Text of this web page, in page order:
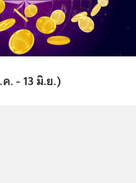
. - 13 มิ.ย.)